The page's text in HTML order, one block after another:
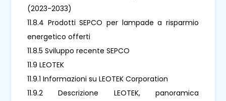
(2023-2033)
11.8.4 Prodotti SEPCO per lampade a risparmio
energetico offerti
11.8.5 Sviluppo recente SEPCO
11.9 LEOTEK
11.9.1 Informazioni su LEOTEK Corporation
11.9.2 Descrizione LEOTEK, panoramica